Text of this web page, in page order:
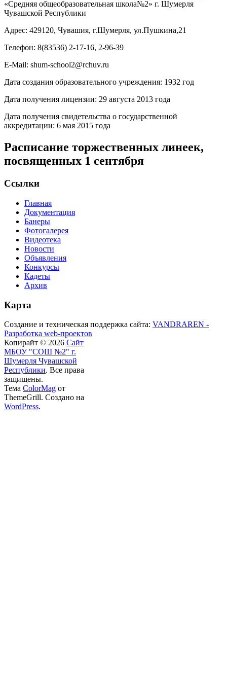
«Средняя общеобразовательная школа№2» г. Шумерля
Чувашской Республики
Адрес: 429120, Чувашия, г.Шумерля, ул.Пушкина,21
Телефон: 8(83536) 2-17-16, 2-96-39
E-Mail: shum-school2@rchuv.ru
Дата создания образовательного учреждения: 1932 год
Дата получения лицензии: 29 августа 2013 года
Дата получения свидетельства о государственной
аккредитации: 6 мая 2015 года
Расписание торжественных линеек,
посвященных 1 сентября
Ссылки
Главная
Документация
Банеры
Фотогалерея
Видеотека
Новости
Объявления
Конкурсы
Кадеты
Архив
Карта
Создание и техническая поддержка сайта: VANDRAREN -
Разработка web-проектов
Копирайт © 2026 Сайт
МБОУ "СОШ №2" г.
Шумерля Чувашской
Республики. Все права
защищены.
Тема ColorMag от
ThemeGrill. Создано на
WordPress.